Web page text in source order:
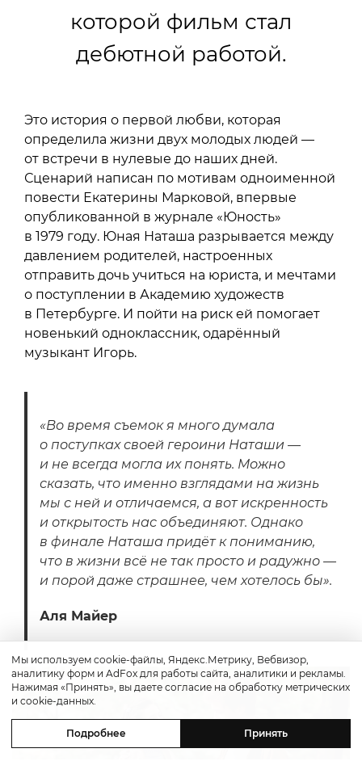
которой фильм стал
дебютной работой.
Это история о первой любви, которая
определила жизни двух молодых людей —
от встречи в нулевые до наших дней.
Сценарий написан по мотивам одноименной
повести Екатерины Марковой, впервые
опубликованной в журнале «Юность»
в 1979 году. Юная Наташа разрывается между
давлением родителей, настроенных
отправить дочь учиться на юриста, и мечтами
о поступлении в Академию художеств
в Петербурге. И пойти на риск ей помогает
новенький одноклассник, одарённый
музыкант Игорь.
«Во время съемок я много думала
о поступках своей героини Наташи —
и не всегда могла их понять. Можно
сказать, что именно взглядами на жизнь
мы с ней и отличаемся, а вот искренность
и открытость нас объединяют. Однако
в финале Наташа придёт к пониманию,
что в жизни всё не так просто и радужно —
и порой даже страшнее, чем хотелось бы».
Аля Майер
Мы используем cookie-файлы, Яндекс.Метрику, Вебвизор,
аналитику форм и AdFox для работы сайта, аналитики и рекламы.
Нажимая «Принять», вы даете согласие на обработку метрических
и cookie-данных.
Подробнее Принять